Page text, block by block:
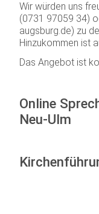
Wir würden uns
(0731 97059 34)
augsburg.de) zu
Hinzukommen ist
Das Angebot ist
Online
Neu-Ulm